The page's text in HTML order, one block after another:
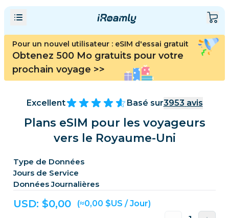
Pour un nouvel utilisateur : eSIM d'essai gratuit
Obtenez 500 Mo gratuits pour votre
prochain voyage >>
Excellent Basé sur3953 avis
Plans eSIM pour les voyageurs
vers le Royaume-Uni
Type de Données
Jours de Service
Données Journalières
USD: $0,00 (≈0,00 $US / Jour)